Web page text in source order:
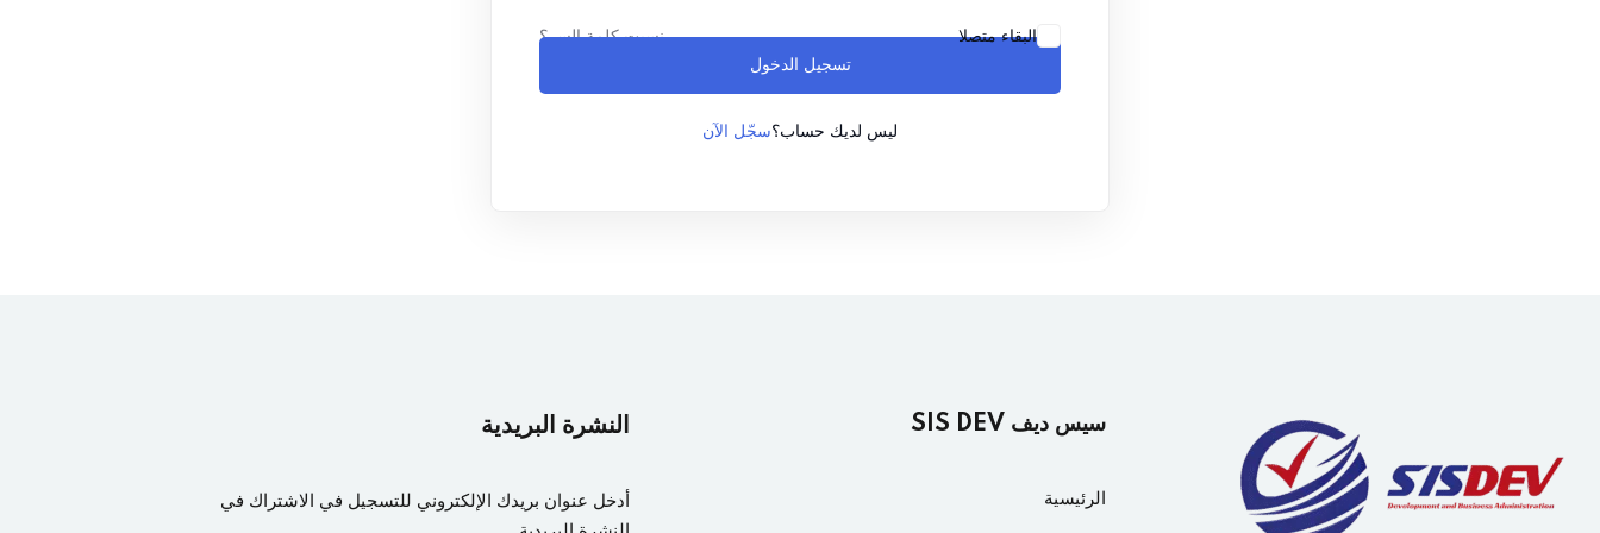
البقاء متصلا نسيت كلمة السر؟
تسجيل الدخول
ليس لديك حساب؟سجّل الآن
سيس ديف SIS DEV
الرئيسية
النشرة البريدية
أدخل عنوان بريدك الإلكتروني للتسجيل في الاشتراك في
Lost your password?